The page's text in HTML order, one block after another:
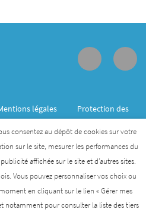
légales
Protection des
l’Institut des biothérapies
l’AFM- Téléthon
DES BIOTHÉRAPIES
consentez au dépôt de cookies sur votre
sur le site, mesurer les performances du
affichée sur le site et d’autres sites.
Vous pouvez personnaliser vos choix ou
en cliquant sur le lien « Gérer mes
notamment pour consulter la liste des tiers